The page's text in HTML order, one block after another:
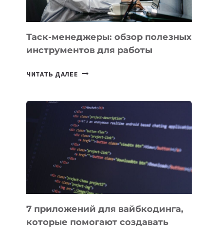
Таск-менеджеры: обзор полезных
инструментов для работы
ЧИТАТЬ ДАЛЕЕ ТАСК-
ПОЛЕЗНЫХ
ИНСТРУМЕНТОВ
ДЛЯ
РАБОТЫ
7 приложений для вайбкодинга,
которые помогают создавать